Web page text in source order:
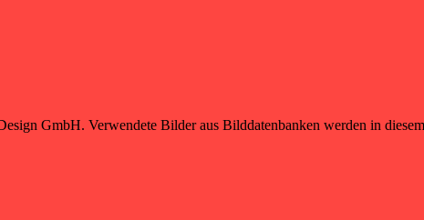
GmbH. Verwendete Bilder aus Bilddatenbanken werden in